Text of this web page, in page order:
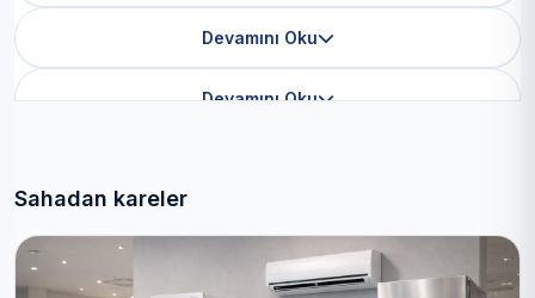
Devamını Oku
Devamını Oku
Sahadan kareler